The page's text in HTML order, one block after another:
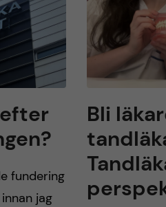
fundering
jag
Bli